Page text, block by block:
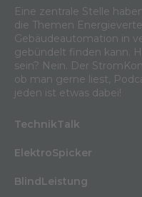
Eine zentrale Stelle
die Themen
Gebäudeautomation in
gebündelt finden kann.
sein? Nein. Der
ob man gerne liest,
jeden ist etwas dabei!
TechnikTalk
ElektroSpicker
BlindLeistung